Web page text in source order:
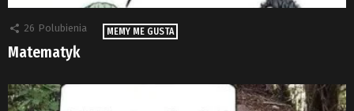
26 Polubienia MEMY ME GUSTA
Matematyk